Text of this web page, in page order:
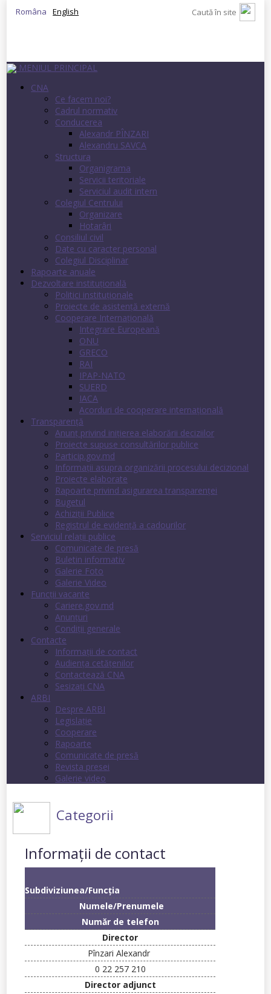
Româna English
MENIUL PRINCIPAL
CNA
Ce facem noi?
Cadrul normativ
Conducerea
Alexandr PÎNZARI
Alexandru SAVCA
Structura
Organigrama
Servicii teritoriale
Serviciul audit intern
Colegiul Centrului
Organizare
Hotarâri
Consiliul civil
Date cu caracter personal
Colegiul Disciplinar
Rapoarte anuale
Dezvoltare instituţională
Politici instituţionale
Proiecte de asistenţă externă
Cooperare Internaţională
Integrare Europeană
ONU
GRECO
RAI
IPAP-NATO
SUERD
IACA
Acorduri de cooperare internaţională
Transparenţă
Anunț privind inițierea elaborării deciziilor
Proiecte supuse consultărilor publice
Particip.gov.md
Informații asupra organizării procesului decizional
Proiecte elaborate
Rapoarte privind asigurarea transparenţei
Bugetul
Achiziții Publice
Registrul de evidenţă a cadourilor
Serviciul relații publice
Comunicate de presă
Buletin informativ
Galerie Foto
Galerie Video
Funcții vacante
Cariere.gov.md
Anunţuri
Condiţii generale
Contacte
Informații de contact
Audienţa cetăţenilor
Contactează CNA
Sesizați CNA
ARBI
Despre ARBI
Legislație
Cooperare
Rapoarte
Comunicate de presă
Revista presei
Galerie video
Categorii
Informații de contact
Subdiviziunea/Funcţia
Numele/Prenumele
Număr de telefon
Director
PînzariAlexandr
0 22 257 210
Director adjunct